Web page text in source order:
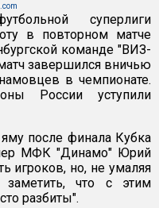
суперлиги
в повторном матче
команде "ВИЗ-
завершился вничью
в чемпионате.
России уступили
после финала Кубка
МФК "Динамо" Юрий
игроков, но, не умаляя
заметить, что с этим
разбиты".